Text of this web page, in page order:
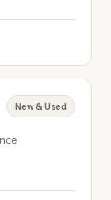
New & Used